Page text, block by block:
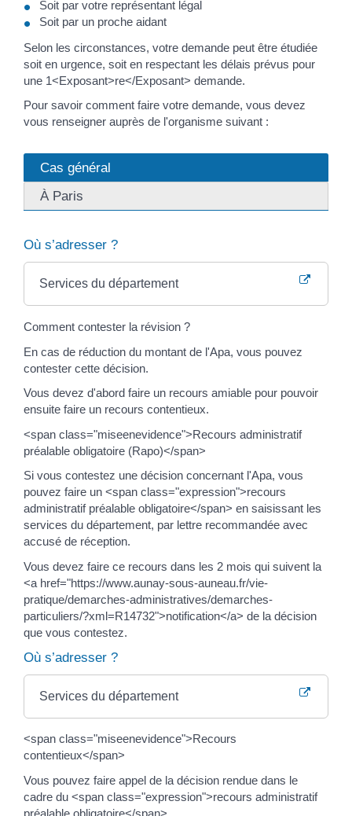
Soit par votre représentant légal
Soit par un proche aidant
Selon les circonstances, votre demande peut être étudiée
soit en urgence, soit en respectant les délais prévus pour
une 1<Exposant>re</Exposant> demande.
Pour savoir comment faire votre demande, vous devez
vous renseigner auprès de l'organisme suivant :
Cas général
À Paris
Où s’adresser ?
Services du département
Comment contester la révision ?
En cas de réduction du montant de l'Apa, vous pouvez
contester cette décision.
Vous devez d'abord faire un recours amiable pour pouvoir
ensuite faire un recours contentieux.
<span class="miseenevidence">Recours administratif
préalable obligatoire (Rapo)</span>
Si vous contestez une décision concernant l'Apa, vous
pouvez faire un <span class="expression">recours
administratif préalable obligatoire</span> en saisissant les
services du département, par lettre recommandée avec
accusé de réception.
Vous devez faire ce recours dans les 2 mois qui suivent la
<a href="https://www.aunay-sous-auneau.fr/vie-
pratique/demarches-administratives/demarches-
particuliers/?xml=R14732">notification</a> de la décision
que vous contestez.
Où s’adresser ?
Services du département
<span class="miseenevidence">Recours
contentieux</span>
Vous pouvez faire appel de la décision rendue dans le
cadre du <span class="expression">recours administratif
préalable obligatoire</span>.